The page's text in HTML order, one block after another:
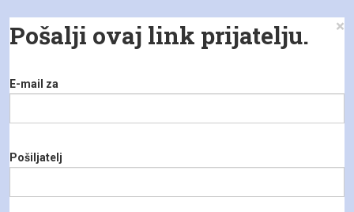
Pošalji ovaj link prijatelju. ×
E-mail za
Pošiljatelj